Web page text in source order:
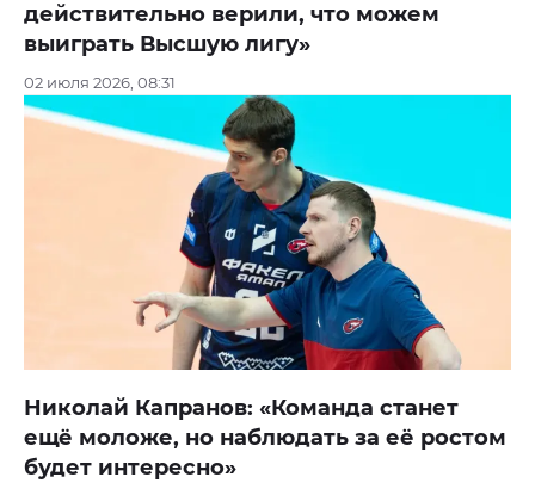
действительно верили, что можем
выиграть Высшую лигу»
02 июля 2026, 08:31
Николай Капранов: «Команда станет
ещё моложе, но наблюдать за её ростом
будет интересно»